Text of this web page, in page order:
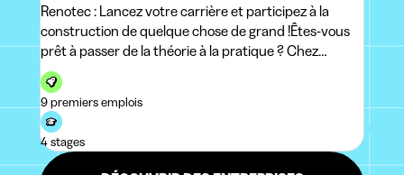
Renotec : Lancez votre carrière et participez à la
construction de quelque chose de grand !Êtes-vous
prêt à passer de la théorie à la pratique ? Chez
Renotec, vous aurez l'occasion de participer à des
projets impressionnants. Nous rénovons et
restaurons des bâtiments, des
9 premiers emplois
4 stages